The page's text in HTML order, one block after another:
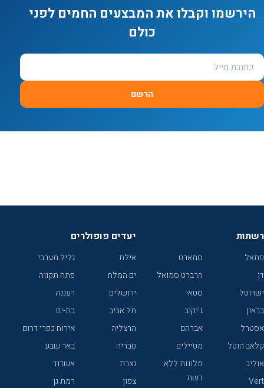
הירשמו וקבלו את המבצעים החמים לפני
כולם
הרשם
רשתות
פתאל
דן
ישרוטל
בראון
אסטרל
קלאב הוטל
אוליב
Vert
סמארט
הרברט סמואל
סטאי
ג'יקוב
אברהם
מטיילים
מלונות ללא
רשת
יעדים פופולרים
אילת
ים המלח
ירושלים
תל אביב
הרצליה
טבריה
נצרת
צפון
גליל מערבי
פתח תקווה
רעננה
בת-ים
אירוח כפרי דרום
באר שבע
אשדוד
רמת גן